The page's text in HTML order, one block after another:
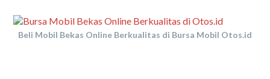
Beli Mobil Bekas Online Berkualitas di Bursa Mobil Otos.id